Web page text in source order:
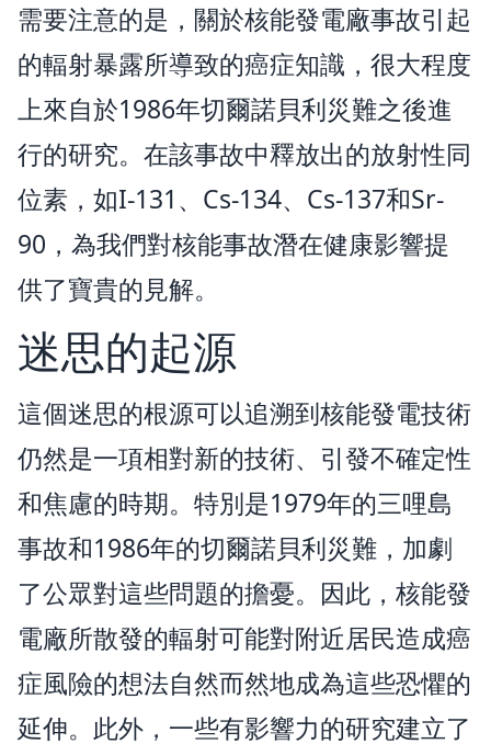
需要注意的是，關於核能發電廠事故引起
的輻射暴露所導致的癌症知識，很大程度
上來自於1986年切爾諾貝利災難之後進
行的研究。在該事故中釋放出的放射性同
位素，如I-131、Cs-134、Cs-137和Sr-
90，為我們對核能事故潛在健康影響提
供了寶貴的見解。
迷思的起源
這個迷思的根源可以追溯到核能發電技術
仍然是一項相對新的技術、引發不確定性
和焦慮的時期。特別是1979年的三哩島
事故和1986年的切爾諾貝利災難，加劇
了公眾對這些問題的擔憂。因此，核能發
電廠所散發的輻射可能對附近居民造成癌
症風險的想法自然而然地成為這些恐懼的
延伸。此外，一些有影響力的研究建立了